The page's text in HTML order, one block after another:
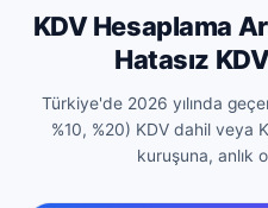
KDV Hesaplama
Hatasız
Türkiye'de 2026 yılında
%10, %20) KDV dahil veya
kuruşuna, anlık